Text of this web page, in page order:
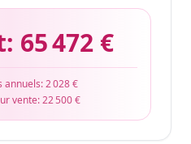
65 472 €
annuels:2 028 €
vente:22 500 €